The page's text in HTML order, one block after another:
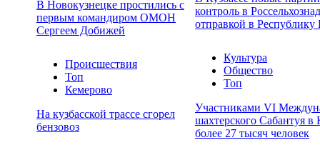
В Новокузнецке простились с
первым командиром ОМОН
Сергеем Добижей
контроль в
отправкой в Республику
Происшествия
Топ
Кемерово
На кузбасской трассе сгорел
бензовоз
Культура
Общество
Топ
Участниками VI
шахтерского Сабантуя в
более 27 тысяч человек